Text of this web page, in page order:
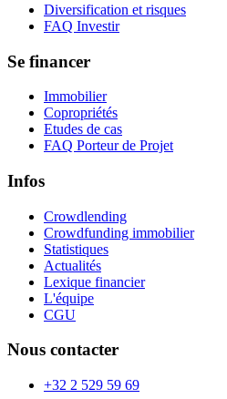
Diversification et risques
FAQ Investir
Se financer
Immobilier
Copropriétés
Etudes de cas
FAQ Porteur de Projet
Infos
Crowdlending
Crowdfunding immobilier
Statistiques
Actualités
Lexique financier
L'équipe
CGU
Nous contacter
+32 2 529 59 69